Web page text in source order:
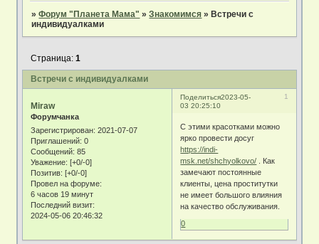
»Форум "Планета Мама" »Знакомимся »Встречи с
индивидуалками
Встречи с индивидуалками
Страница:1
Поделиться 1
2023-05-
03 20:25:10
Miraw
Форумчанка
Зарегистрирован: 2021-07-07
Приглашений: 0
Сообщений: 85
Уважение: [+0/-0]
Позитив: [+0/-0]
Провел на форуме:
6 часов 19 минут
Последний визит:
2024-05-06 20:46:32
С этими красотками можно
ярко провести досуг
https://indi-
msk.net/shchyolkovo/ . Как
замечают постоянные
клиенты, цена проститутки
не имеет большого влияния
на качество обслуживания.
0